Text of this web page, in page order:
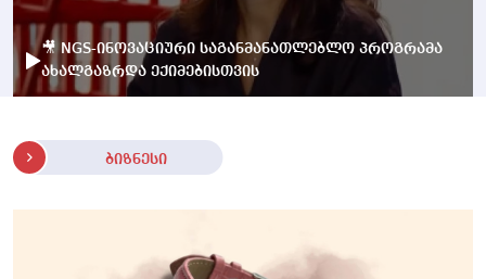
🎥 NGS-ინოვაციური საგანმანათლებლო პროგრამა
ახალგაზრდა ექიმებისთვის
ბიზნესი